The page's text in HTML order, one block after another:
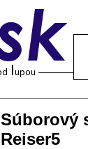
Súborový
Reiser5